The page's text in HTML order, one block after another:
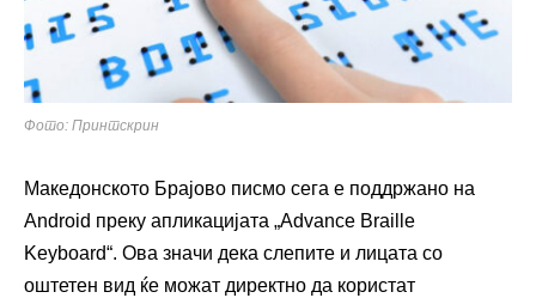
Фото: Принтскрин
Македонското Брајово писмо сега е поддржано на
Android преку апликацијата „Advance Braille
Keyboard“. Ова значи дека слепите и лицата со
оштетен вид ќе можат директно да користат